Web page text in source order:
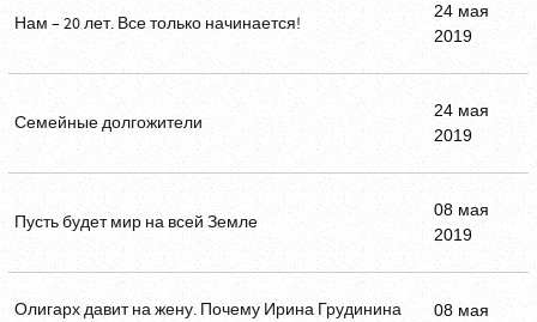
Нам – 20 лет. Все только начинается!
24 мая
2019
Семейные долгожители
24 мая
2019
Пусть будет мир на всей Земле
08 мая
2019
Олигарх давит на жену. Почему Ирина Грудинина
08 мая